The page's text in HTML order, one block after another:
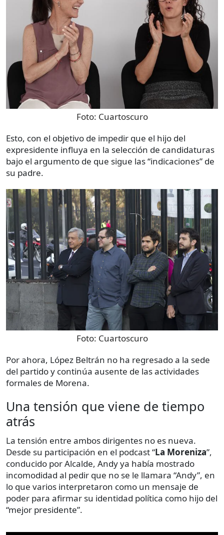
Foto: Cuartoscuro
Esto, con el objetivo de impedir que el hijo del
expresidente influya en la selección de candidaturas
bajo el argumento de que sigue las “indicaciones” de
su padre.
Foto: Cuartoscuro
Por ahora, López Beltrán no ha regresado a la sede
del partido y continúa ausente de las actividades
formales de Morena.
Una tensión que viene de tiempo
atrás
La tensión entre ambos dirigentes no es nueva.
Desde su participación en el podcast “La Moreniza”,
conducido por Alcalde, Andy ya había mostrado
incomodidad al pedir que no se le llamara “Andy”, en
lo que varios interpretaron como un mensaje de
poder para afirmar su identidad política como hijo del
“mejor presidente”.